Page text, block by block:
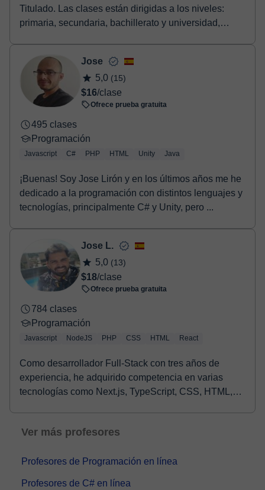
Titulado. Las clases están dirigidas a los niveles:
primaria, secundaria, bachillerato y universidad,
Jose
5,0 (15)
$16/clase
Ofrece prueba gratuita
495 clases
Programación
Javascript C# PHP HTML Unity Java
¡Buenas! Soy Jose Lirón y en los últimos años me he
dedicado a la programación con distintos lenguajes y
tecnologías, principalmente C# y Unity, pero ...
Jose L.
5,0 (13)
$18/clase
Ofrece prueba gratuita
784 clases
Programación
Javascript NodeJS PHP CSS HTML React
Como desarrollador Full-Stack con tres años de
experiencia, he adquirido competencia en varias
tecnologías como Next.js, TypeScript, CSS, HTML,
Ver más profesores
Profesores de Programación en línea
Profesores de C# en línea